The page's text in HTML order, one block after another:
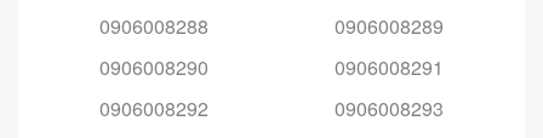
0906008288
0906008289
0906008290
0906008291
0906008292
0906008293